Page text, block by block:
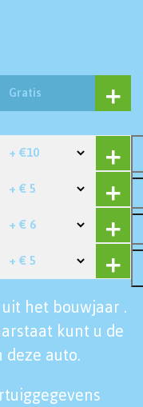
Gratis
+ €10
+ € 5
+ € 6
+ € 5
het bouwjaar .
kunt u de
auto.